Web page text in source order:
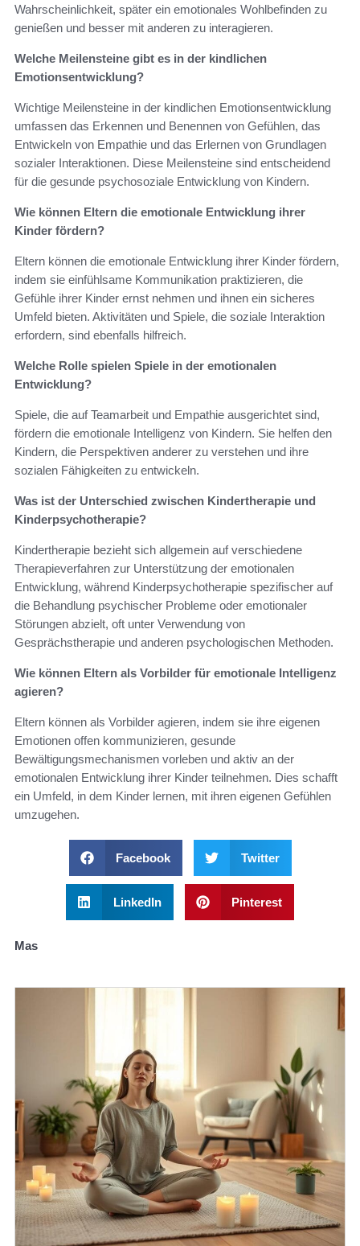
Wahrscheinlichkeit, später ein emotionales Wohlbefinden zu
genießen und besser mit anderen zu interagieren.
Welche Meilensteine gibt es in der kindlichen
Emotionsentwicklung?
Wichtige Meilensteine in der kindlichen Emotionsentwicklung
umfassen das Erkennen und Benennen von Gefühlen, das
Entwickeln von Empathie und das Erlernen von Grundlagen
sozialer Interaktionen. Diese Meilensteine sind entscheidend
für die gesunde psychosoziale Entwicklung von Kindern.
Wie können Eltern die emotionale Entwicklung ihrer
Kinder fördern?
Eltern können die emotionale Entwicklung ihrer Kinder fördern,
indem sie einfühlsame Kommunikation praktizieren, die
Gefühle ihrer Kinder ernst nehmen und ihnen ein sicheres
Umfeld bieten. Aktivitäten und Spiele, die soziale Interaktion
erfordern, sind ebenfalls hilfreich.
Welche Rolle spielen Spiele in der emotionalen
Entwicklung?
Spiele, die auf Teamarbeit und Empathie ausgerichtet sind,
fördern die emotionale Intelligenz von Kindern. Sie helfen den
Kindern, die Perspektiven anderer zu verstehen und ihre
sozialen Fähigkeiten zu entwickeln.
Was ist der Unterschied zwischen Kindertherapie und
Kinderpsychotherapie?
Kindertherapie bezieht sich allgemein auf verschiedene
Therapieverfahren zur Unterstützung der emotionalen
Entwicklung, während Kinderpsychotherapie spezifischer auf
die Behandlung psychischer Probleme oder emotionaler
Störungen abzielt, oft unter Verwendung von
Gesprächstherapie und anderen psychologischen Methoden.
Wie können Eltern als Vorbilder für emotionale Intelligenz
agieren?
Eltern können als Vorbilder agieren, indem sie ihre eigenen
Emotionen offen kommunizieren, gesunde
Bewältigungsmechanismen vorleben und aktiv an der
emotionalen Entwicklung ihrer Kinder teilnehmen. Dies schafft
ein Umfeld, in dem Kinder lernen, mit ihren eigenen Gefühlen
umzugehen.
Facebook Twitter
LinkedIn Pinterest
Mas